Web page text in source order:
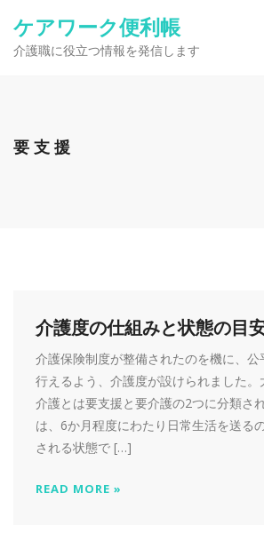
ケアワーク便利帳
介護職に役立つ情報を発信します
要支援
介護度の仕組みと状態の目
介護保険制度が整備されたのを機に、
行えるよう、介護度が設けられました。
介護とは要支援と要介護の2つに分類さ
は、6か月程度にわたり日常生活を送る
される状態で […]
READ MORE »